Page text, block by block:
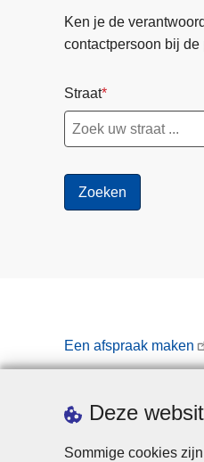
Deze
Sommige cookies
Ken je de
contactpersoon bij de
Straat
Een afspraak maken